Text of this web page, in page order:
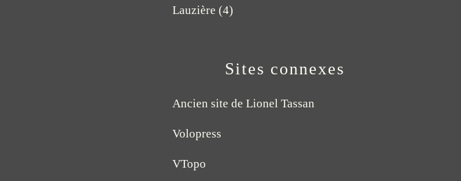
Lauzière (4)
Sites connexes
Ancien site de Lionel Tassan
Volopress
VTopo